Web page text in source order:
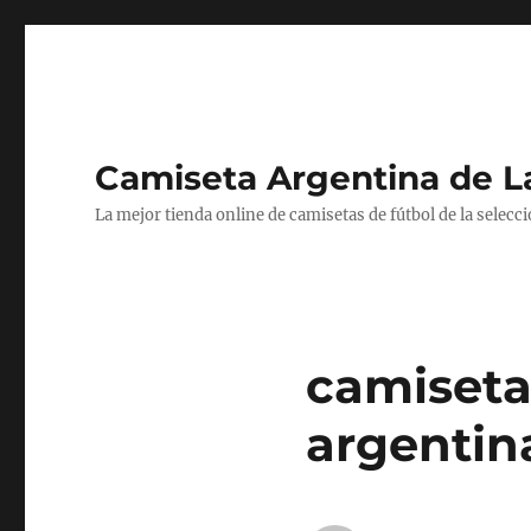
Camiseta Argentina de
La mejor tienda online de camisetas de fútbol de la